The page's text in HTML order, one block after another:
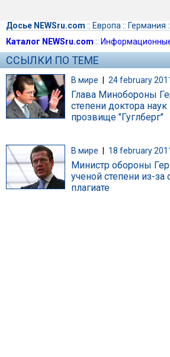
Досье NEWSru.com :: Европа :: Германия ::
Каталог NEWSru.com ::
ССЫЛКИ ПО ТЕМЕ
В мире | 24 february
Глава Минобороны
степени доктора
прозвище "Гуглберг"
В мире 18 february
Министр обороны
ученой степени из-за
плагиате